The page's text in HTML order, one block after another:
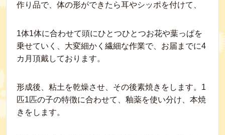
作り品で、体の形ができたら耳やシッポを付けて、
1体1体に合わせて頭にひとつひとつお花や葉っぱを
乗せていく、大変細かく繊細な作業で、お届までに4
カ月頂戴しております。
形成後、粘土を乾燥させ、その後素焼きをします。1
匹1匹の子の特徴に合わせて、釉薬を使い分け、本焼
きをします。